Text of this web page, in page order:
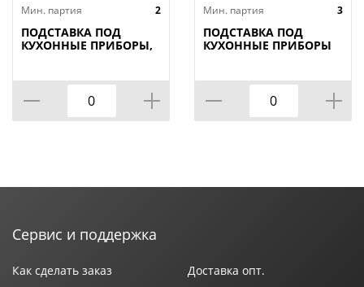
Мин. партия
2
ПОДСТАВКА ПОД
КУХОННЫЕ ПРИБОРЫ,
КОР=18ШТ.
Мин. партия
3
ПОДСТАВКА ПОД
КУХОННЫЕ ПРИБОРЫ
Сервис и поддержка
Как сделать заказ
Доставка опт.